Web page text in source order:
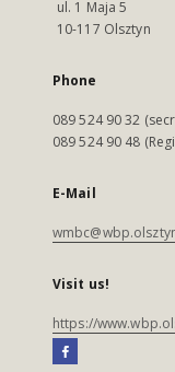
ul. 1 Maja 5
10-117 Olsztyn
Phone
089 524 90 32
089 524 90 48
E-Mail
Visit us!
https://